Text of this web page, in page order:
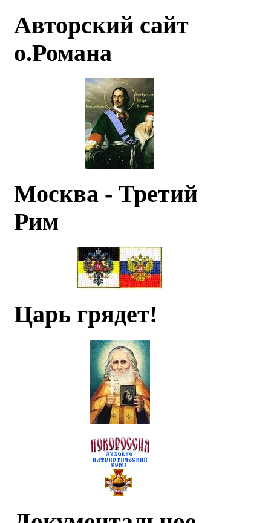
Авторский сайт
о.Романа
Москва - Третий
Рим
Царь грядет!